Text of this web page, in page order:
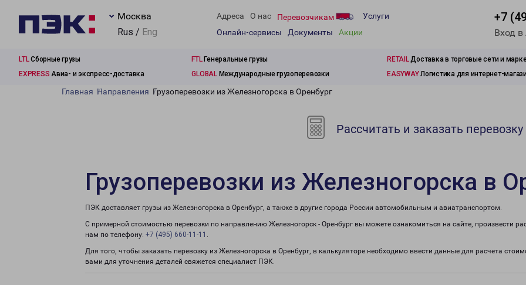
Москва
Rus / Eng
Адреса О нас Перевозчикам
Услуги
Онлайн-сервисы
Документы Акции
+7
Вход
LTLСборные грузы FTLГенеральные грузы RETAILДоставка в торговые сети и
EXPRESS Авиа- и экспресс-доставка GLOBALМеждународные грузоперевозки EASYWAYЛогистика для интернет-
Главная Направления Грузоперевозки из Железногорска в Оренбург
Рассчитать и заказать перевозку
Грузоперевозки из Железногорска в
ПЭК доставляет грузы из Железногорска в Оренбург, а также в другие города России автомобильным и авиатранспортом.
С примерной стоимостью перевозки по направлению Железногорск - Оренбург вы можете ознакомиться на сайте, произвести
нам по телефону: +7 (495) 660-11-11 .
Для того, чтобы заказать перевозку из Железногорска в Оренбург, в калькуляторе необходимо ввести данные для расчета
вами для уточнения деталей свяжется специалист ПЭК.